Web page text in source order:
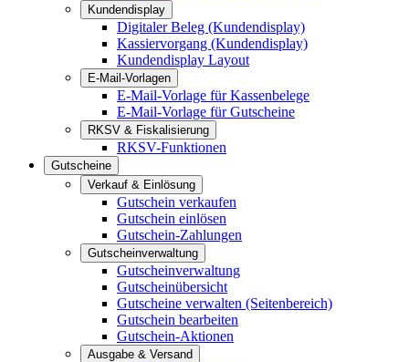
Kundendisplay
Digitaler Beleg (Kundendisplay)
Kassiervorgang (Kundendisplay)
Kundendisplay Layout
E-Mail-Vorlagen
E-Mail-Vorlage für Kassenbelege
E-Mail-Vorlage für Gutscheine
RKSV & Fiskalisierung
RKSV-Funktionen
Gutscheine
Verkauf & Einlösung
Gutschein verkaufen
Gutschein einlösen
Gutschein-Zahlungen
Gutscheinverwaltung
Gutscheinverwaltung
Gutscheinübersicht
Gutscheine verwalten (Seitenbereich)
Gutschein bearbeiten
Gutschein-Aktionen
Ausgabe & Versand